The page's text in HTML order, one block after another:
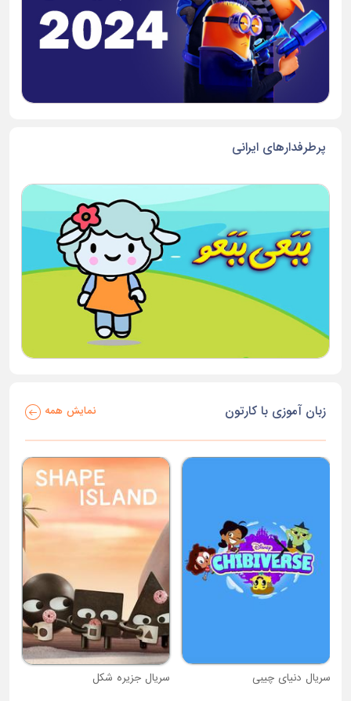
پرطرفدارهای ایرانی
زبان آموزی با کارتون نمایش همه
سریال دنیای چیبی سریال جزیره شکل